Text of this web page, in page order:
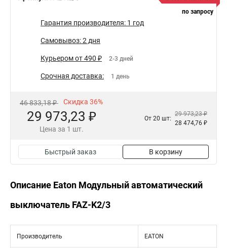
по запросу
Гарантия производителя: 1 год
Самовывоз: 2 дня
Курьером от 490 ₽ 2-3 дней
Срочная доставка: 1 день
46 833,18 ₽ Скидка 36%
29 973,23 ₽
Цена за 1 шт.
От 20 шт:
29 973,23 ₽
28 474,76 ₽
Быстрый заказ В корзину
Описание Eaton Модульный автоматический
выключатель FAZ-K2/3
Производитель EATON